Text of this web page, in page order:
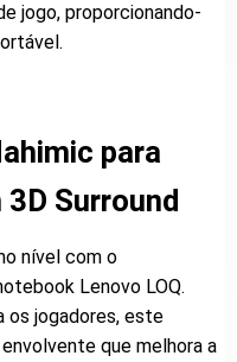
jogo, proporcionando-
para
Surround
nível com o
Lenovo LOQ.
os jogadores, este
que melhora a